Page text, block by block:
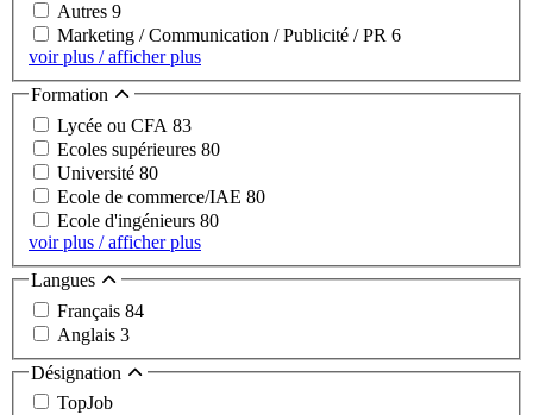
Autres 9
Marketing / Communication / Publicité / PR 6
voir plus / afficher plus
Formation
Lycée ou CFA 83
Ecoles supérieures 80
Université 80
Ecole de commerce/IAE 80
Ecole d'ingénieurs 80
voir plus / afficher plus
Langues
Français 84
Anglais 3
Désignation
TopJob